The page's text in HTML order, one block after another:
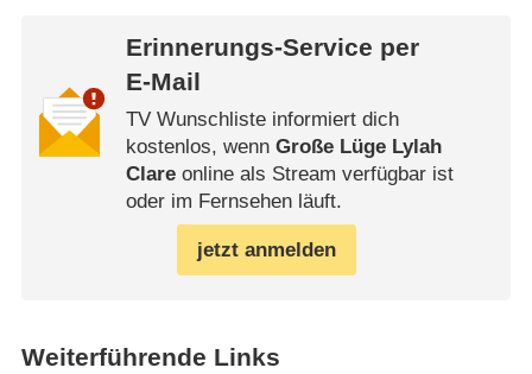
Erinnerungs-Service per
E-Mail
TV Wunschliste informiert dich
kostenlos, wenn Große Lüge Lylah
Clareonline als Stream verfügbar ist
oder im Fernsehen läuft.
jetzt anmelden
Weiterführende Links